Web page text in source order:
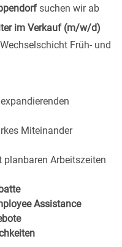
suchen wir ab
im Verkauf (m/w/d)
Früh- und
Miteinander
planbaren Arbeitszeiten
Assistance